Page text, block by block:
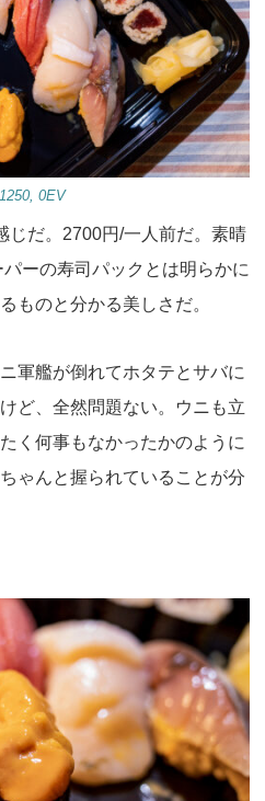
0EV
だ。2700円/一人前だ。素晴
ーの寿司パックとは明らかに
ものと分かる美しさだ。
軍艦が倒れてホタテとサバに
ど、全然問題ない。ウニも立
く何事もなかったかのように
ゃんと握られていることが分